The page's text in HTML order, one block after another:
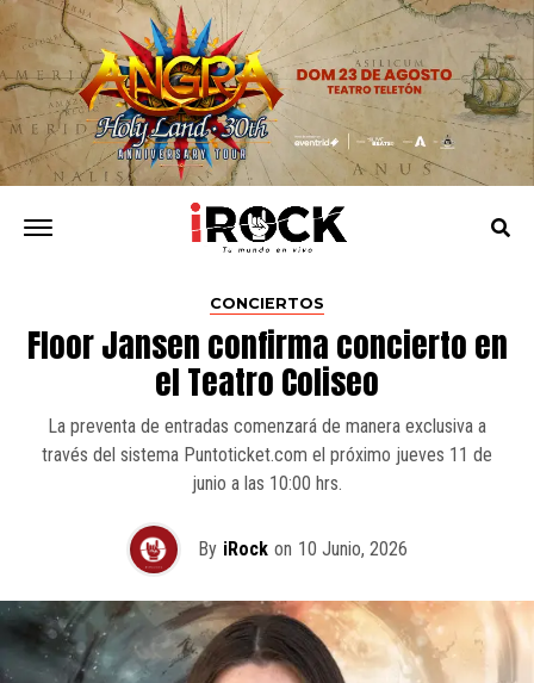
CONCIERTOS
Floor Jansen confirma concierto en
el Teatro Coliseo
La preventa de entradas comenzará de manera exclusiva a
través del sistema Puntoticket.com el próximo jueves 11 de
junio a las 10:00 hrs.
By iRock on 10 Junio, 2026